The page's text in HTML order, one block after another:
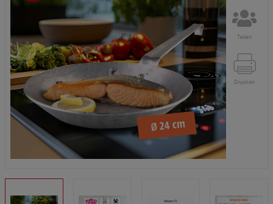
Teilen
Drucken